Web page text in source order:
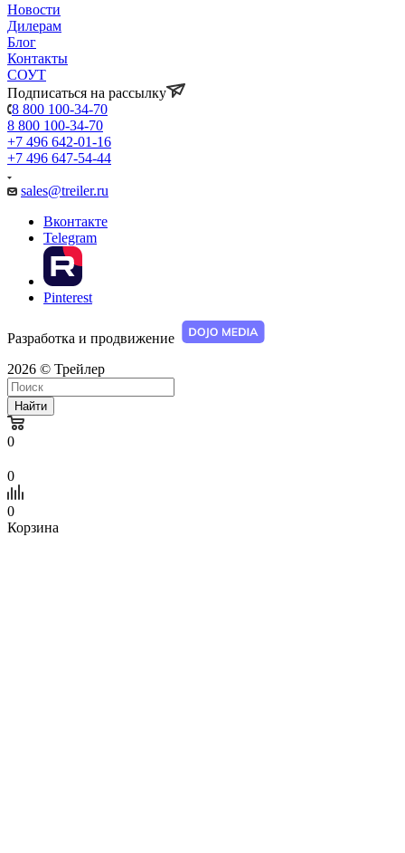
Новости
Дилерам
Блог
Контакты
СОУТ
Подписаться на рассылку
8 800 100-34-70
8 800 100-34-70
+7 496 642-01-16
+7 496 647-54-44
sales@treiler.ru
Вконтакте
Telegram
Pinterest
Разработка и продвижение
2026 © Трейлер
Найти
0
0
0
Корзина